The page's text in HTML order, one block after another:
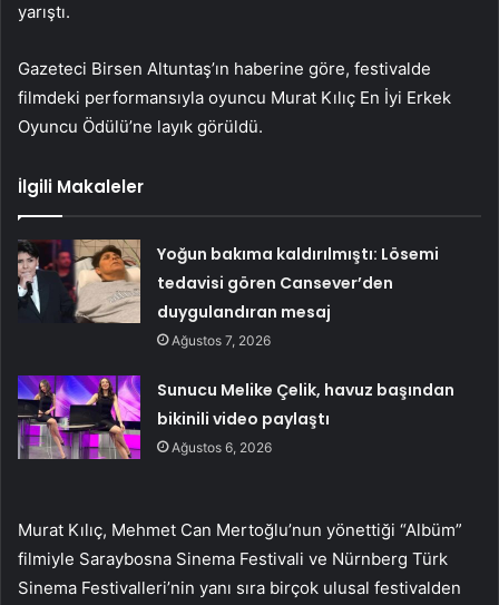
yarıştı.
Gazeteci Birsen Altuntaş’ın haberine göre, festivalde
filmdeki performansıyla oyuncu Murat Kılıç En İyi Erkek
Oyuncu Ödülü’ne layık görüldü.
İlgili Makaleler
Yoğun bakıma kaldırılmıştı: Lösemi
tedavisi gören Cansever’den
duygulandıran mesaj
Ağustos 7, 2026
Sunucu Melike Çelik, havuz başından
bikinili video paylaştı
Ağustos 6, 2026
Murat Kılıç, Mehmet Can Mertoğlu’nun yönettiği “Albüm”
filmiyle Saraybosna Sinema Festivali ve Nürnberg Türk
Sinema Festivalleri’nin yanı sıra birçok ulusal festivalden